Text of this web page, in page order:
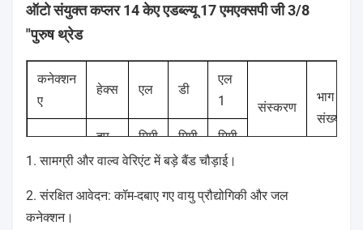
ऑटो संयुक्त कप्लर 14 केए एडब्ल्यू 17 एमएक्सपी जी 3/8
"पुरुष थ्रेड
कनेक्शन
ए
हेक्स एल डी
एल
1
संस्करण
भाग
संख्या
दप
मिमी मिमी मिमी
G1 / 4
"
22 43 25 9 मानक
1. सामग्री और वाल्व वेरिएंट में बड़े बैंड चौड़ाई।
2. संरक्षित आवेदन: कॉम-दबाए गए वायु प्रौद्योगिकी और जल
कनेक्शन।